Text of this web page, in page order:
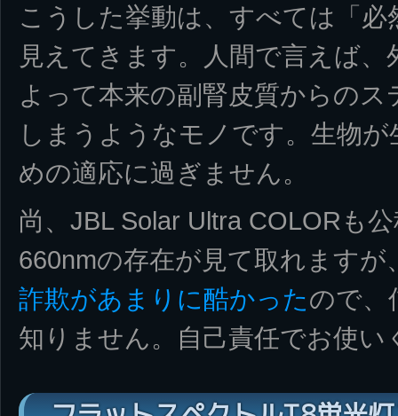
こうした挙動は、すべては「
見えてきます。人間で言えば
よって本来の副腎皮質からの
しまうようなモノです。生物
めの適応に過ぎません。
尚、JBL Solar Ultra COLORも
660nmの存在が見て取れますが
詐欺があまりに酷かったので、
知りません。自己責任でお使い